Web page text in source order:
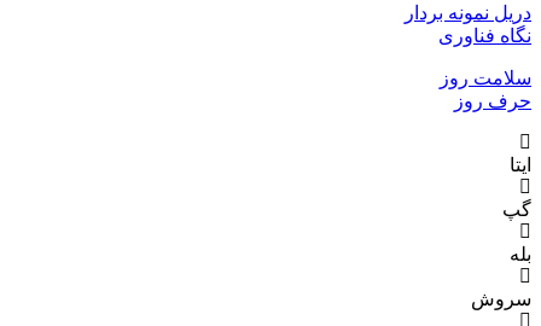
دریل نمونه بردار
نگاه فناوری
سلامت روز
حرف روز
ایتا
گپ
بله
سروش